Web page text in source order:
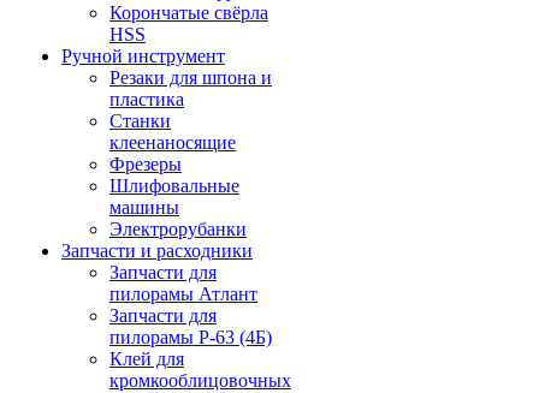
Корончатые свёрла
HSS
Ручной инструмент
Резаки для шпона и
пластика
Станки
клеенаносящие
Фрезеры
Шлифовальные
машины
Электрорубанки
Запчасти и расходники
Запчасти для
пилорамы Атлант
Запчасти для
пилорамы Р-63 (4Б)
Клей для
кромкооблицовочных